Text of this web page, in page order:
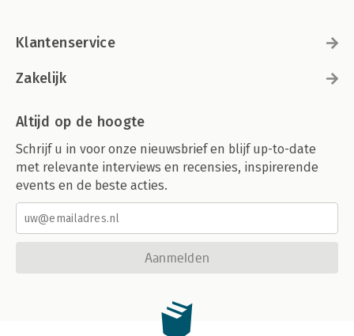
Klantenservice
Zakelijk
Altijd op de hoogte
Schrijf u in voor onze nieuwsbrief en blijf up-to-date
met relevante interviews en recensies, inspirerende
events en de beste acties.
Aanmelden